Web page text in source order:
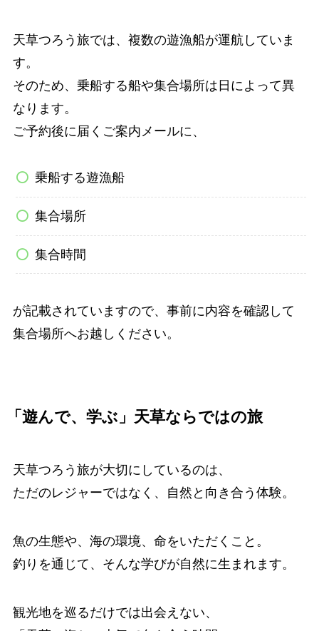
天草つろう旅では、複数の遊漁船が運航していま
す。
そのため、乗船する船や集合場所は日によって異
なります。
ご予約後に届くご案内メールに、
乗船する遊漁船
集合場所
集合時間
が記載されていますので、事前に内容を確認して
集合場所へお越しください。
「遊んで、学ぶ」天草ならではの旅
天草つろう旅が大切にしているのは、
ただのレジャーではなく、自然と向き合う体験。
魚の生態や、海の環境、命をいただくこと。
釣りを通じて、そんな学びが自然に生まれます。
観光地を巡るだけでは出会えない、